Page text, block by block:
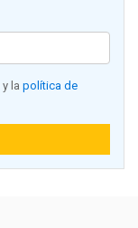
y la política de